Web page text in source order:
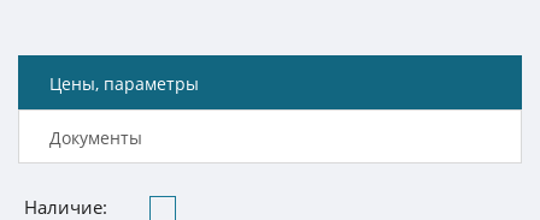
Цены, параметры
Документы
Наличие: